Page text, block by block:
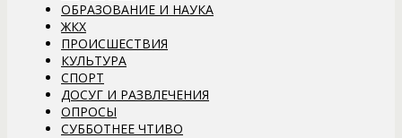
ОБРАЗОВАНИЕ И НАУКА
ЖКХ
ПРОИСШЕСТВИЯ
КУЛЬТУРА
СПОРТ
ДОСУГ И РАЗВЛЕЧЕНИЯ
ОПРОСЫ
СУББОТНЕЕ ЧТИВО